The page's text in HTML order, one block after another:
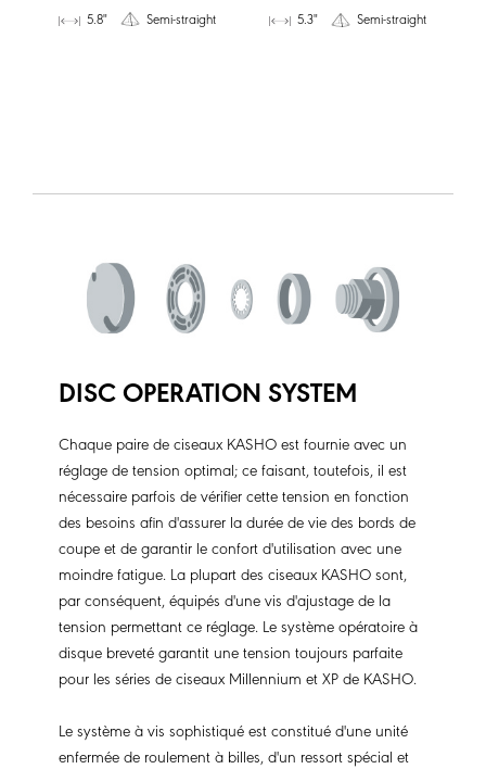
5.8"
Semi-straight
5.3"
Semi-straight
DISC OPERATION SYSTEM
Chaque paire de ciseaux KASHO est fournie avec un
réglage de tension optimal; ce faisant, toutefois, il est
nécessaire parfois de vérifier cette tension en fonction
des besoins afin d'assurer la durée de vie des bords de
coupe et de garantir le confort d'utilisation avec une
moindre fatigue. La plupart des ciseaux KASHO sont,
par conséquent, équipés d'une vis d'ajustage de la
tension permettant ce réglage. Le système opératoire à
disque breveté garantit une tension toujours parfaite
pour les séries de ciseaux Millennium et XP de KASHO.
Le système à vis sophistiqué est constitué d'une unité
enfermée de roulement à billes, d'un ressort spécial et